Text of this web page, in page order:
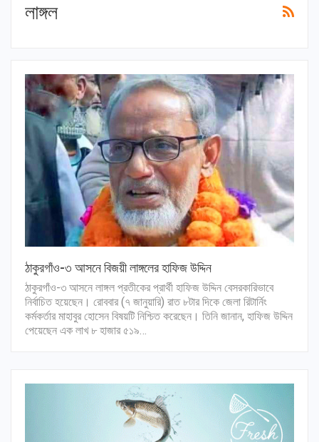
লাঙ্গল
ঠাকুরগাঁও-৩ আসনে বিজয়ী লাঙ্গলের হাফিজ উদ্দিন
ঠাকুরগাঁও-৩ আসনে লাঙ্গল প্রতীকের প্রার্থী হাফিজ উদ্দিন বেসরকারিভাবে
নির্বাচিত হয়েছেন। রোববার (৭ জানুয়ারি) রাত ৮টার দিকে জেলা রিটার্নিং
কর্মকর্তার মাহাবুর হোসেন বিষয়টি নিশ্চিত করেছেন। তিনি জানান, হাফিজ উদ্দিন
পেয়েছেন এক লাখ ৮ হাজার ৫১৯…